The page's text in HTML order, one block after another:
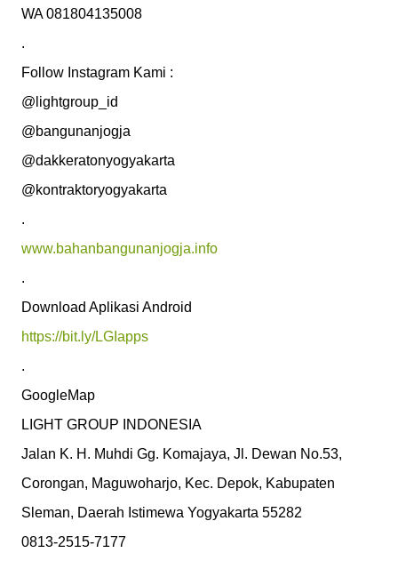
WA 081804135008
.
Follow Instagram Kami :
@lightgroup_id
@bangunanjogja
@dakkeratonyogyakarta
@kontraktoryogyakarta
www.bahanbangunanjogja.info
.
https://bit.ly/LGIapps
.
GoogleMap
LIGHT GROUP INDONESIA
Jalan K. H. Muhdi Gg. Komajaya, Jl. Dewan No.53,
Corongan, Maguwoharjo, Kec. Depok, Kabupaten
Sleman, Daerah Istimewa Yogyakarta 55282